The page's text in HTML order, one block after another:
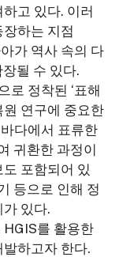
고 있다. 이러
하는 지점
가 역사 속의 다
될 수 있다.
로 정착된 ‘표해
원 연구에 중요한
다에서 표류한
귀환한 과정이
포함되어 있
등으로 인해 정
있다.
HGIS를 활용한
하고자 한다.